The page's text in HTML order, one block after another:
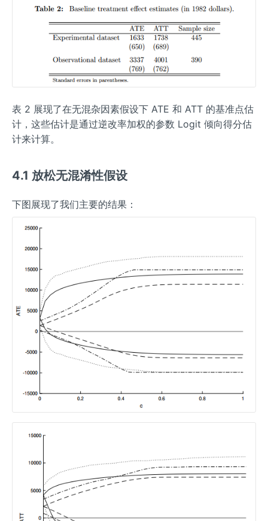
表 2 展现了在无混杂因素假设下 ATE 和 ATT 的基准点估
计，这些估计是通过逆改率加权的参数 Logit 倾向得分估
计来计算。
4.1 放松无混淆性假设
下图展现了我们主要的结果：